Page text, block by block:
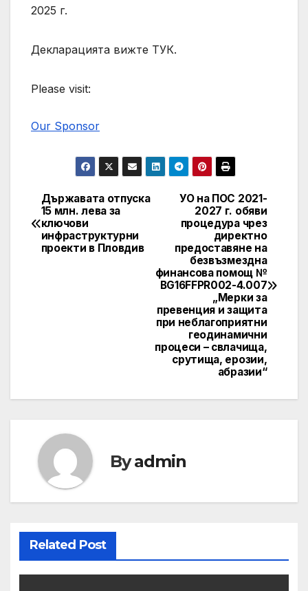
2025 г.
Декларацията вижте ТУК.
Please visit:
Our Sponsor
Post
navigation
УО на ПОС 2021-
2027 г. обяви
процедура чрез
директно
предоставяне на
безвъзмездна
финансова помощ №
BG16FFPR002-4.007
„Мерки за
превенция и защита
при неблагоприятни
геодинамични
процеси – свлачища,
срутища, ерозии,
абразии“
Държавата отпуска
15 млн. лева за
ключови
инфраструктурни
проекти в Пловдив
Byadmin
Related Post